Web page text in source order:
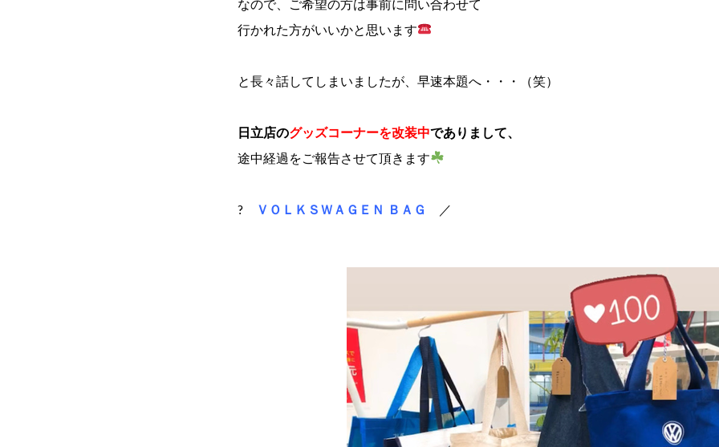
なので、ご希望の方は事前に問い合わせて
行かれた方がいいかと思います
と長々話してしまいましたが、早速本題へ・・・（笑）
日立店のグッズコーナーを改装中でありまして、
途中経過をご報告させて頂きます
? ＶＯＬＫＳＷＡＧＥＮ ＢＡＧ ／